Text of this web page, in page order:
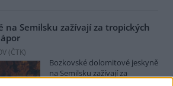
na Semilsku zažívají za tropických
(ČTK)
Bozkovské dolomitové jeskyně
na Semilsku zažívají za